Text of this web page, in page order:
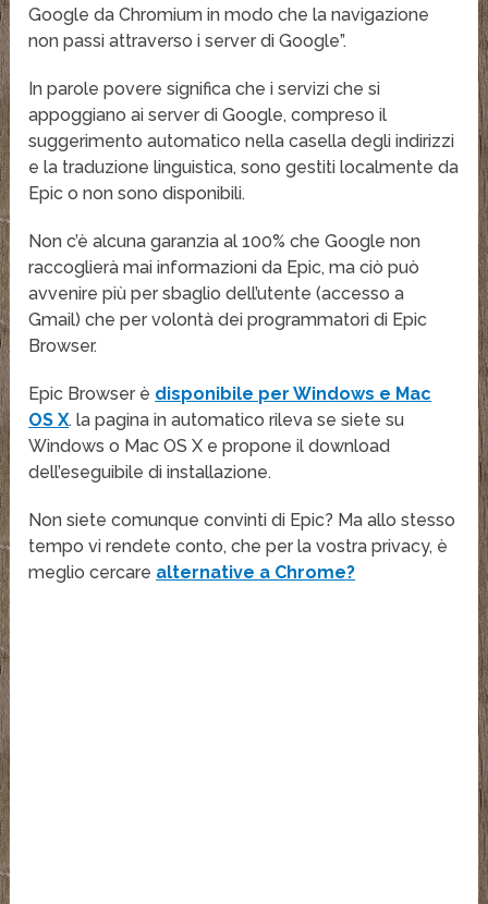
Google da Chromium in modo che la navigazione
non passi attraverso i server di Google”.
In parole povere significa che i servizi che si
appoggiano ai server di Google, compreso il
suggerimento automatico nella casella degli indirizzi
e la traduzione linguistica, sono gestiti localmente da
Epic o non sono disponibili.
Non c’è alcuna garanzia al 100% che Google non
raccoglierà mai informazioni da Epic, ma ciò può
avvenire più per sbaglio dell’utente (accesso a
Gmail) che per volontà dei programmatori di Epic
Browser.
Epic Browser è disponibile per Windows e Mac
OS X. la pagina in automatico rileva se siete su
Windows o Mac OS X e propone il download
dell’eseguibile di installazione.
Non siete comunque convinti di Epic? Ma allo stesso
tempo vi rendete conto, che per la vostra privacy, è
meglio cercare alternative a Chrome?